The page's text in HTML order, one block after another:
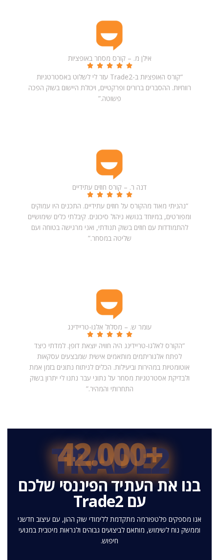
אילן מ. – קורס מסחר באופציות
“קורס האופציות ב-Trade2 עזר לי לשלוט באסטרטגיות
רווחיות. ההסברים ברורים ופרקטיים, ויכולת היישום בשוק הפכה
פשוטה.”
דנה ר. – קורס חוזים עתידיים
“נהניתי מאוד מהקורס על חוזים עתידיים. התכנים היו עמוקים
ומפורטים, במיוחד בנושא ניהול סיכונים. קיבלתי כלים שימושיים
להתמודדות עם חוזים בשוק תנודתי, ואני מרגישה בטוחה ועם
שליטה במסחר.”
עומר ש. – מסלול אלגו-טריידינג
“הקורס לאלגו-טריידינג היה חוויה יוצאת דופן. למדתי כיצד
לפתח אלגוריתמים מותאמים אישית שמבצעים עסקאות
אוטומטיות במהירות וביעילות. הכלים לניתוח נתונים בזמן אמת
ולבדיקת אסטרטגיות מסחר על נתוני עבר נתנו לי יתרון בשוק
התחרותי והמהיר.”
TRADE2
+42.000
בנו את העתיד הפיננסי שלכם
עם Trade2
אנו מספקים פלטפורמה מתקדמת ללימודי שוק ההון, עם עיצוב חדשני
וממשק נוח לשימוש, מותאם לביצועים גבוהים ולנראות מיטבית במנועי
חיפוש.